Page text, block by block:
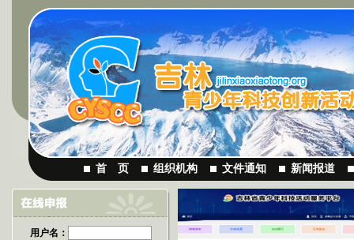
首 页 组织机构 文件通知 新闻报道
用户名：